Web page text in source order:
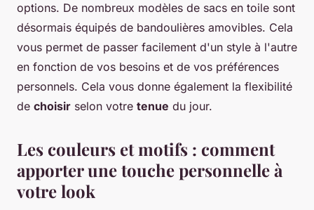
options. De nombreux modèles de sacs en toile sont
désormais équipés de bandoulières amovibles. Cela
vous permet de passer facilement d'un style à l'autre
en fonction de vos besoins et de vos préférences
personnels. Cela vous donne également la flexibilité
de choisir selon votre tenue du jour.
Les couleurs et motifs : comment
apporter une touche personnelle à
votre look